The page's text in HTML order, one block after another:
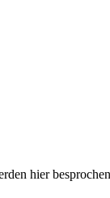
hier